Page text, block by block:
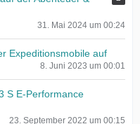
31. Mai 2024 um 00:24
Expeditionsmobile auf
8. Juni 2023 um 00:01
S E-Performance
23. September 2022 um 00:15